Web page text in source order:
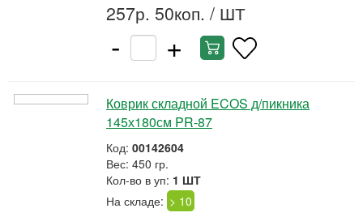
257р. 50коп. / ШТ
- +
Коврик складной ECOS д/пикника
145х180см PR-87
Код: 00142604
Вес: 450 гр.
Кол-во в уп: 1 ШТ
На складе: > 10